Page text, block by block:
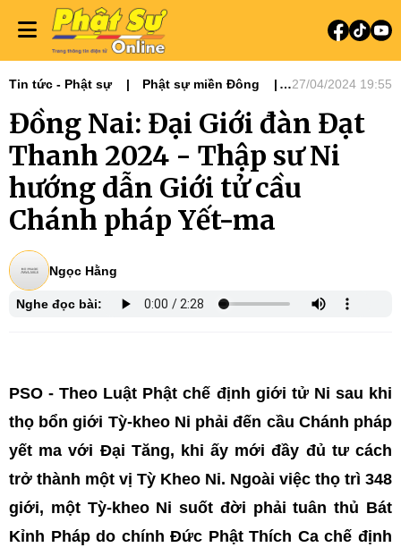
Tin tức - Phật sự
Phật sự miền Đông
27/04/2024 19:55
Đồng Nai: Đại Giới đàn Đạt
Thanh 2024 - Thập sư Ni
hướng dẫn Giới tử cầu
Chánh pháp Yết-ma
Ngọc Hằng
Nghe đọc bài:
PSO - Theo Luật Phật chế định giới tử Ni sau khi
thọ bổn giới Tỳ-kheo Ni phải đến cầu Chánh pháp
yết ma với Đại Tăng, khi ấy mới đầy đủ tư cách
trở thành một vị Tỳ Kheo Ni. Ngoài việc thọ trì 348
giới, một Tỳ-kheo Ni suốt đời phải tuân thủ Bát
Kỉnh Pháp do chính Đức Phật Thích Ca chế định